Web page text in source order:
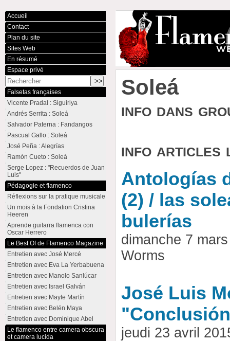
Soleá
info dans
info articles
Antologías
(2) / las
bulerías
dimanche 7
Worms
José Luis
jeudi 23 avril
Accueil
Contact
Plan du site
Sites Web
En résumé
Espace privé
Falsetas françaises
Vicente Pradal : Siguiriya
Andrés Serrita : Soleá
Salvador Paterna : Fandangos
Pascual Gallo : Soleá
José Peña : Alegrías
Ramón Cueto : Soleá
Serge Lopez : "Recuerdos de Juan
Luis"
Pédagogie et flamenco
Réflexions sur la pratique musicale
Un mois à la Fondation Cristina
Heeren
Aprende guitarra flamenca con
Oscar Herrero
Le Best Of de Flamenco Magazine
Entretien avec José Mercé
Entretien avec Eva La Yerbabuena
Entretien avec Manolo Sanlúcar
Entretien avec Israel Galván
Entretien avec Mayte Martín
Entretien avec Belén Maya
Entretien avec Dominique Abel
Le flamenco entre camera obscura
et camera lucida